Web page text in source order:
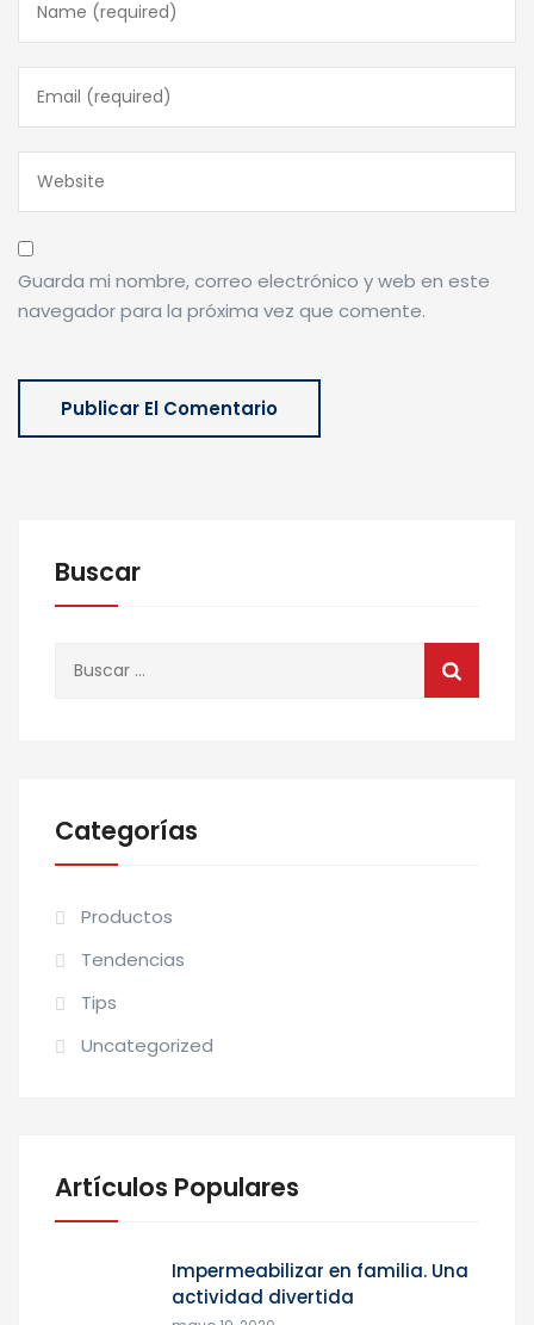
Guarda mi nombre, correo electrónico y web en este
navegador para la próxima vez que comente.
Buscar
Categorías
Productos
Tendencias
Tips
Uncategorized
Artículos Populares
Impermeabilizar en familia. Una
actividad divertida